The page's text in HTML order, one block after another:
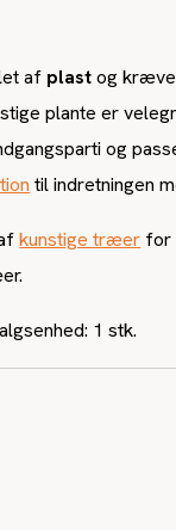
af plastog
plante er
og
til indretningen
kunstige træer for
1 stk.